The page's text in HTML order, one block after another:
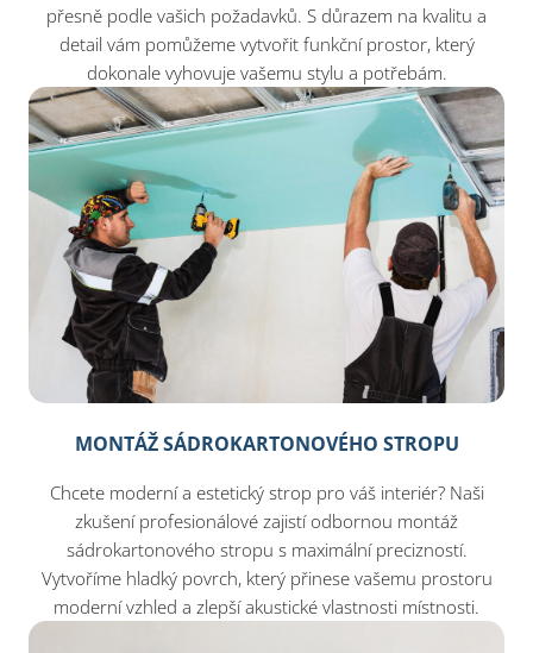
přesně podle vašich požadavků. S důrazem na kvalitu a
detail vám pomůžeme vytvořit funkční prostor, který
dokonale vyhovuje vašemu stylu a potřebám.
MONTÁŽ SÁDROKARTONOVÉHO STROPU
Chcete moderní a estetický strop pro váš interiér? Naši
zkušení profesionálové zajistí odbornou montáž
sádrokartonového stropu s maximální precizností.
Vytvoříme hladký povrch, který přinese vašemu prostoru
moderní vzhled a zlepší akustické vlastnosti místnosti.